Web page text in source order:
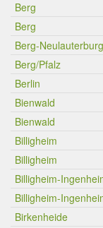
Berg
Berg
Berg-Neulauterburg
Berg/Pfalz
Berlin
Bienwald
Bienwald
Billigheim
Billigheim
Billigheim-
Billigheim-
Birkenheide